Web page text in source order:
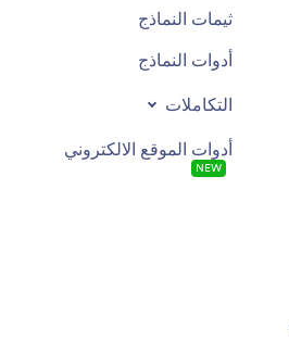
ثيمات النماذج
أدوات النماذج
التكاملات
أدوات الموقع الالكتروني
NEW